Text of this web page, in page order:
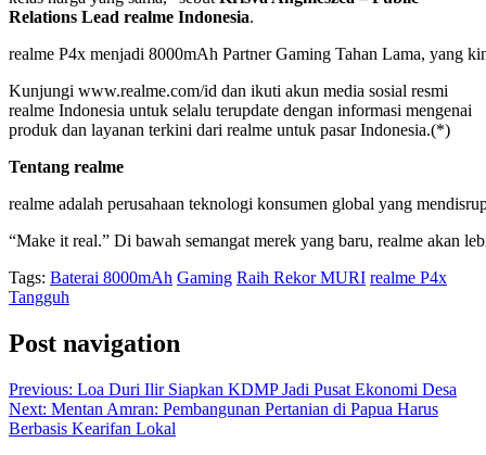
Relations Lead realme Indonesia.
realme P4x menjadi 8000mAh Partner Gaming Tahan Lama, yang
Kunjungi www.realme.com/id dan ikuti akun media sosial resmi
realme Indonesia untuk selalu terupdate dengan informasi mengenai
produk dan layanan terkini dari realme untuk pasar Indonesia.(*)
Tentang realme
realme adalah perusahaan teknologi konsumen global yang
“Make it real.” Di bawah semangat merek yang baru, realme akan
Tags: Baterai 8000mAh Gaming Raih Rekor MURI realme P4x
Tangguh
Post navigation
Previous: Loa Duri Ilir Siapkan KDMP Jadi Pusat Ekonomi Desa
Next: Mentan Amran: Pembangunan Pertanian di Papua Harus
Berbasis Kearifan Lokal